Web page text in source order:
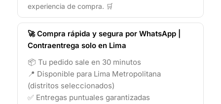
experiencia de compra. 🛒
🚀 Compra rápida y segura por WhatsApp |
Contraentrega solo en Lima
📦 Tu pedido sale en 30 minutos
📍 Disponible para Lima Metropolitana
(distritos seleccionados)
✅ Entregas puntuales garantizadas